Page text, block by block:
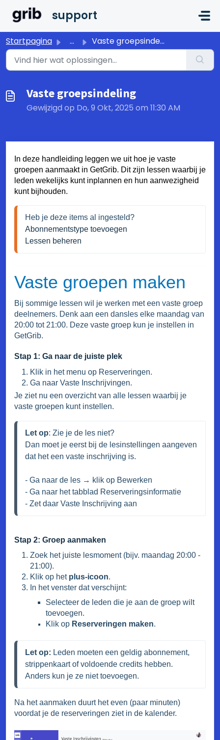
support
Startpagina ... Vaste groepsindeling
Vaste groepsindeling
Gewijzigd op Do, 9 Okt, 2025 om 11:30 AM
In deze handleiding leggen we uit hoe je vaste
groepen aanmaakt in GetGrib. Dit zijn lessen waarbij je
leden wekelijks kunt inplannen en hun aanwezigheid
kunt bijhouden.
Abonnementstype toevoegen
Lessen beheren
Vaste groepen maken
Bij sommige lessen wil je werken met een vaste groep
deelnemers. Denk aan een dansles elke maandag van
20:00 tot 21:00. Deze vaste groep kun je instellen in
GetGrib.
Stap 1: Ga naar de juiste plek
Klik in het menu op Reserveringen.
Ga naar Vaste Inschrijvingen.
Je ziet nu een overzicht van alle lessen waarbij je
vaste groepen kunt instellen.
Let op: Zie je de les niet?
Dan moet je eerst bij de lesinstellingen aangeven
dat het een vaste inschrijving is.
- Ga naar de les → klik op Bewerken
- Ga naar het tabblad Reserveringsinformatie
- Zet daar Vaste Inschrijving aan
Stap 2: Groep aanmaken
Zoek het juiste lesmoment (bijv. maandag 20:00 -
21:00).
Klik op het plus-icoon.
In het venster dat verschijnt:
Selecteer de leden die je aan de groep wilt
toevoegen.
Klik op Reserveringen maken.
Let op: Leden moeten een geldig abonnement,
strippenkaart of voldoende credits hebben.
Anders kun je ze niet toevoegen.
Na het aanmaken duurt het even (paar minuten)
voordat je de reserveringen ziet in de kalender.